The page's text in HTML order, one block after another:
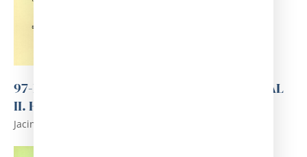
97-ESQUEMES DE TOXICOLOGIA INDUSTRIAL
II. HIDROCARBURS
Jacint Corbella i Corbella